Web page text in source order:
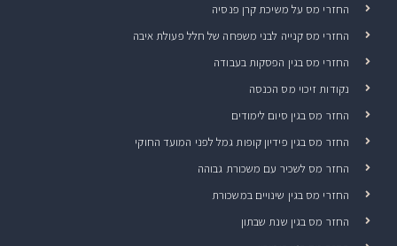
החזרי מס על משיכת קרן פנסיה
החזרי מס קנייה לבני משפחה של חלל פעולת איבה
החזרי מס בגין הפסקות בעבודה
נקודות זיכוי מס הכנסה
החזר מס בגין סיום לימודים
החזר מס בגין פידיון קופות גמל לפני המועד החוקי
החזר מס לשכיר עם משכורת גבוהה
החזרי מס בגין שינויים במשכורת
החזר מס בגין שנת שבתון